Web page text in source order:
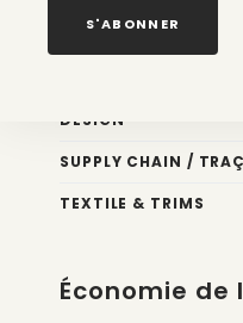
DESIGN
SUPPLY CHAIN /
TEXTILE & TRIMS
Économie de
S'ABONNER